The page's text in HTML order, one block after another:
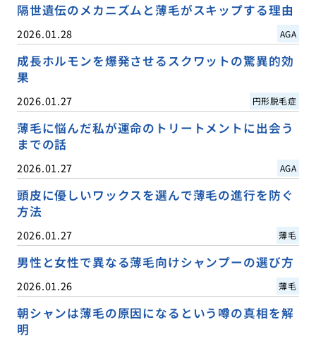
隔世遺伝のメカニズムと薄毛がスキップする理由
2026.01.28 AGA
成長ホルモンを爆発させるスクワットの驚異的効
果
2026.01.27 円形脱毛症
薄毛に悩んだ私が運命のトリートメントに出会う
までの話
2026.01.27 AGA
頭皮に優しいワックスを選んで薄毛の進行を防ぐ
方法
2026.01.27 薄毛
男性と女性で異なる薄毛向けシャンプーの選び方
2026.01.26 薄毛
朝シャンは薄毛の原因になるという噂の真相を解
明